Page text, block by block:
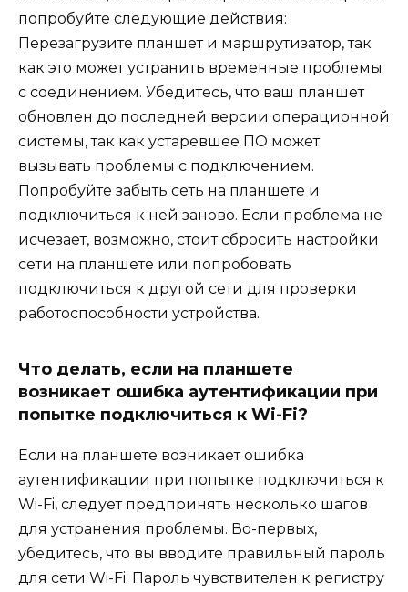
попробуйте следующие действия:
Перезагрузите планшет и маршрутизатор, так
как это может устранить временные проблемы
с соединением. Убедитесь, что ваш планшет
обновлен до последней версии операционной
системы, так как устаревшее ПО может
вызывать проблемы с подключением.
Попробуйте забыть сеть на планшете и
подключиться к ней заново. Если проблема не
исчезает, возможно, стоит сбросить настройки
сети на планшете или попробовать
подключиться к другой сети для проверки
работоспособности устройства.
Что делать, если на планшете
возникает ошибка аутентификации при
попытке подключиться к Wi-Fi?
Если на планшете возникает ошибка
аутентификации при попытке подключиться к
Wi-Fi, следует предпринять несколько шагов
для устранения проблемы. Во-первых,
убедитесь, что вы вводите правильный пароль
для сети Wi-Fi. Пароль чувствителен к регистру